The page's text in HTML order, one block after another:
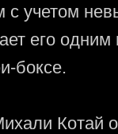
учетом
его
боксе.
Котай